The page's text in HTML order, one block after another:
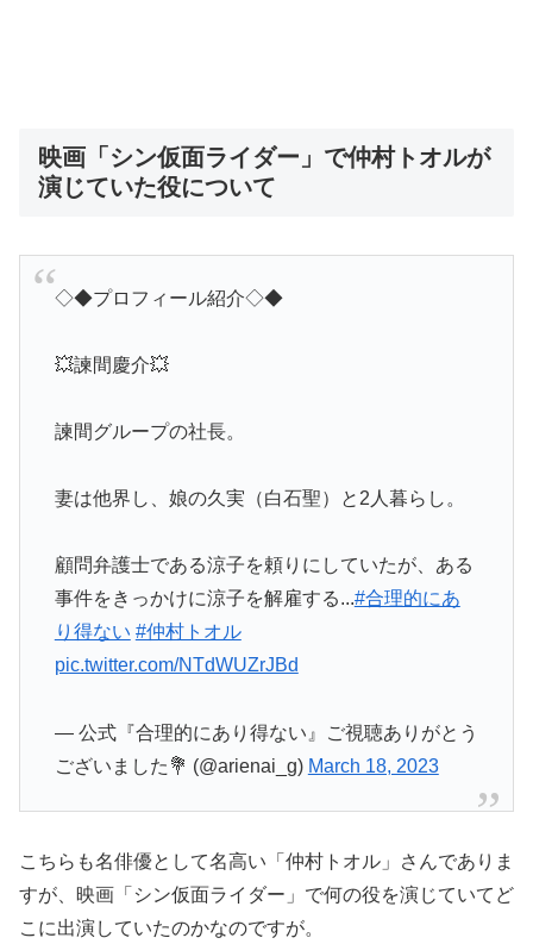
映画「シン仮面ライダー」で仲村トオルが
演じていた役について
◇◆プロフィール紹介◇◆
💥諫間慶介💥
諫間グループの社長。
妻は他界し、娘の久実（白石聖）と2人暮らし。
顧問弁護士である涼子を頼りにしていたが、ある
事件をきっかけに涼子を解雇する...#合理的にあ
り得ない #仲村トオル
pic.twitter.com/NTdWUZrJBd
— 公式『合理的にあり得ない』ご視聴ありがとう
ございました💐 (@arienai_g) March 18, 2023
こちらも名俳優として名高い「仲村トオル」さんでありま
すが、映画「シン仮面ライダー」で何の役を演じていてど
こに出演していたのかなのですが。